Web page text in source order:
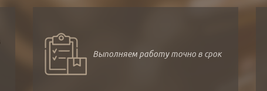
Выполняем работу точно в срок